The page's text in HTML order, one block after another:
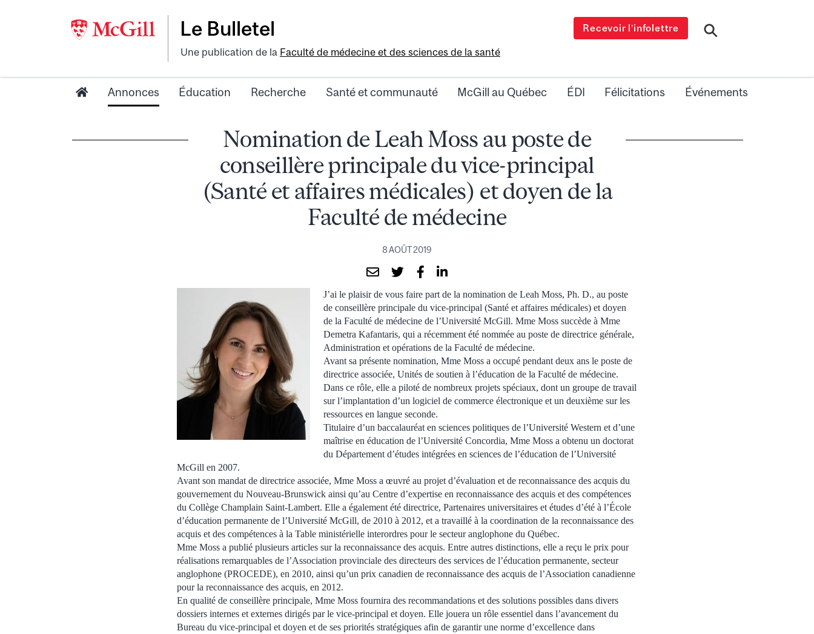
Le Bulletel
Une publication de la Faculté de médecine et des sciences de la santé
Recevoir l’infolettre
Annonces Éducation Recherche Santé et communauté McGill au Québec ÉDI Félicitations Événements
Nomination de Leah Moss au poste de
conseillère principale du vice-principal
(Santé et affaires médicales) et doyen de la
Faculté de médecine
8 AOÛT 2019
J’ai le plaisir de vous faire part de la nomination de Leah Moss, Ph. D., au poste
de conseillère principale du vice-principal (Santé et affaires médicales) et doyen
de la Faculté de médecine de l’Université McGill. Mme Moss succède à Mme
Demetra Kafantaris, qui a récemment été nommée au poste de directrice générale,
Administration et opérations de la Faculté de médecine.
Avant sa présente nomination, Mme Moss a occupé pendant deux ans le poste de
directrice associée, Unités de soutien à l’éducation de la Faculté de médecine.
Dans ce rôle, elle a piloté de nombreux projets spéciaux, dont un groupe de travail
sur l’implantation d’un logiciel de commerce électronique et un deuxième sur les
ressources en langue seconde.
Titulaire d’un baccalauréat en sciences politiques de l’Université Western et d’une
maîtrise en éducation de l’Université Concordia, Mme Moss a obtenu un doctorat
du Département d’études intégrées en sciences de l’éducation de l’Université
McGill en 2007.
Avant son mandat de directrice associée, Mme Moss a œuvré au projet d’évaluation et de reconnaissance des acquis du
gouvernement du Nouveau-Brunswick ainsi qu’au Centre d’expertise en reconnaissance des acquis et des compétences
du Collège Champlain Saint-Lambert. Elle a également été directrice, Partenaires universitaires et études d’été à l’École
d’éducation permanente de l’Université McGill, de 2010 à 2012, et a travaillé à la coordination de la reconnaissance des
acquis et des compétences à la Table ministérielle interordres pour le secteur anglophone du Québec.
Mme Moss a publié plusieurs articles sur la reconnaissance des acquis. Entre autres distinctions, elle a reçu le prix pour
réalisations remarquables de l’Association provinciale des directeurs des services de l’éducation permanente, secteur
anglophone (PROCEDE), en 2010, ainsi qu’un prix canadien de reconnaissance des acquis de l’Association canadienne
pour la reconnaissance des acquis, en 2012.
En qualité de conseillère principale, Mme Moss fournira des recommandations et des solutions possibles dans divers
dossiers internes et externes dirigés par le vice-principal et doyen. Elle jouera un rôle essentiel dans l’avancement du
Bureau du vice-principal et doyen et de ses priorités stratégiques afin de garantir une norme d’excellence dans